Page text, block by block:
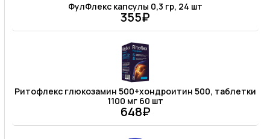
ФулФлекс капсулы 0,3 гр, 24 шт
355₽
Ритофлекс глюкозамин 500+хондроитин 500, таблетки
1100 мг 60 шт
648₽